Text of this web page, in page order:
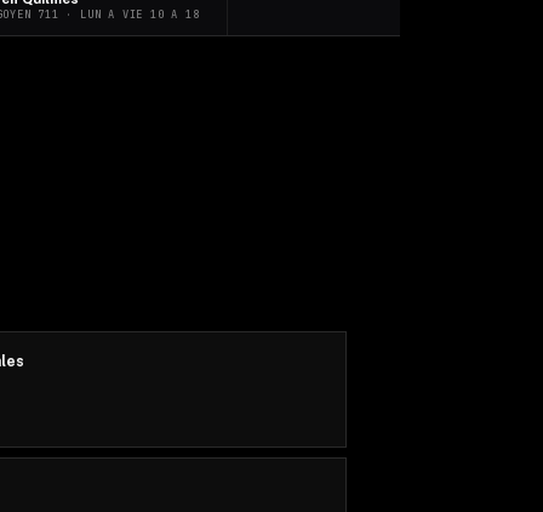
711 · LUN A VIE 10 A 18